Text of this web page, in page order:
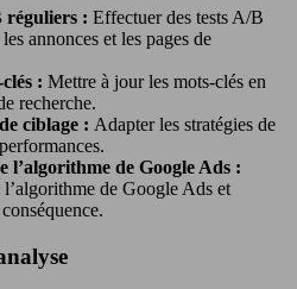
réguliers : Effectuer des tests A/B
annonces et les pages de
: Mettre à jour les mots-clés en
recherche.
ciblage : Adapter les stratégies de
l’algorithme de Google Ads :
de Google Ads et